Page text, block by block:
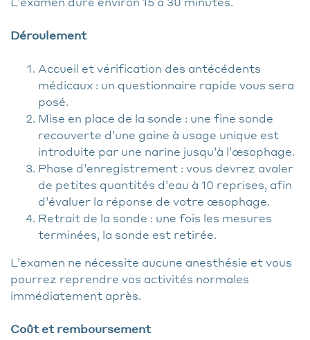
Déroulement
Accueil et vérification des antécédents
médicaux : un questionnaire rapide vous sera
posé.
Mise en place de la sonde : une fine sonde
recouverte d’une gaine à usage unique est
introduite par une narine jusqu’à l’œsophage.
Phase d’enregistrement : vous devrez avaler
de petites quantités d’eau à 10 reprises, afin
d’évaluer la réponse de votre œsophage.
Retrait de la sonde : une fois les mesures
terminées, la sonde est retirée.
L’examen ne nécessite aucune anesthésie et vous
pourrez reprendre vos activités normales
immédiatement après.
Coût et remboursement